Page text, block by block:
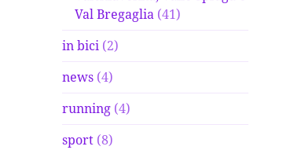
Val Bregaglia (41)
in bici (2)
news (4)
running (4)
sport (8)